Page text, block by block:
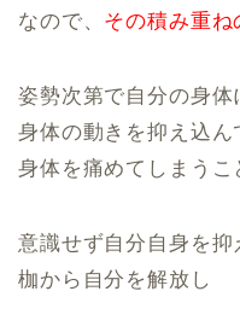
なので、 その積み重ね
姿勢次第で自分の身体
身体の動きを抑え込ん
身体を痛めてしまうこ
意識せず自分自身を抑
枷から自分を解放し